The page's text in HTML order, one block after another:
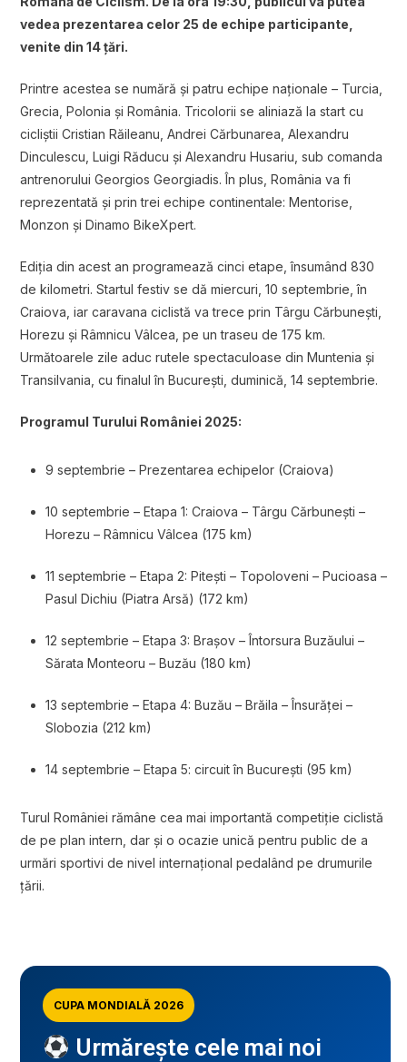
vedea prezentarea celor 25 de echipe participante,
venite din 14 țări.
Printre acestea se numără și patru echipe naționale – Turcia,
Grecia, Polonia și România. Tricolorii se aliniază la start cu
cicliștii Cristian Răileanu, Andrei Cărbunarea, Alexandru
Dinculescu, Luigi Răducu și Alexandru Husariu, sub comanda
antrenorului Georgios Georgiadis. În plus, România va fi
reprezentată și prin trei echipe continentale: Mentorise,
Monzon și Dinamo BikeXpert.
Ediția din acest an programează cinci etape, însumând 830
de kilometri. Startul festiv se dă miercuri, 10 septembrie, în
Craiova, iar caravana ciclistă va trece prin Târgu Cărbunești,
Horezu și Râmnicu Vâlcea, pe un traseu de 175 km.
Următoarele zile aduc rutele spectaculoase din Muntenia și
Transilvania, cu finalul în București, duminică, 14 septembrie.
Programul Turului României 2025:
9 septembrie – Prezentarea echipelor (Craiova)
10 septembrie – Etapa 1: Craiova – Târgu Cărbunești –
Horezu – Râmnicu Vâlcea (175 km)
11 septembrie – Etapa 2: Pitești – Topoloveni – Pucioasa –
Pasul Dichiu (Piatra Arsă) (172 km)
12 septembrie – Etapa 3: Brașov – Întorsura Buzăului –
Sărata Monteoru – Buzău (180 km)
13 septembrie – Etapa 4: Buzău – Brăila – Însurăței –
Slobozia (212 km)
14 septembrie – Etapa 5: circuit în București (95 km)
Turul României rămâne cea mai importantă competiție ciclistă
de pe plan intern, dar și o ocazie unică pentru public de a
urmări sportivi de nivel internațional pedalând pe drumurile
țării.
CUPA MONDIALĂ 2026
Urmărește cele mai noi